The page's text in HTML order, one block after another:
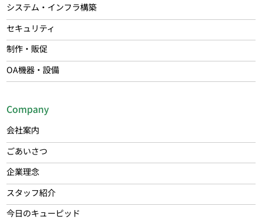
システム・インフラ構築
セキュリティ
制作・販促
OA機器・設備
Company
会社案内
ごあいさつ
企業理念
スタッフ紹介
今日のキューピッド